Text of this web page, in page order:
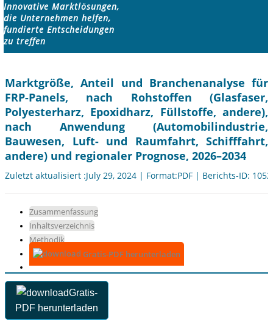
Innovative Marktlösungen,
die Unternehmen helfen,
fundierte Entscheidungen
zu treffen
Marktgröße, Anteil und Branchenanalyse für
FRP-Panels, nach Rohstoffen (Glasfaser,
Polyesterharz, Epoxidharz, Füllstoffe, andere),
nach Anwendung (Automobilindustrie,
Bauwesen, Luft- und Raumfahrt, Schifffahrt,
andere) und regionaler Prognose, 2026–2034
Zuletzt aktualisiert :July 29, 2024 | Format:PDF | Berichts-ID:
Zusammenfassung
Inhaltsverzeichnis
Methodik
Gratis-PDF herunterladen
Gratis-
PDF herunterladen